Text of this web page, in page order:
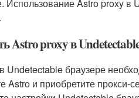
Использование Astro proxy
Astro proxy в
Undetectable браузере
Astro и приобретите